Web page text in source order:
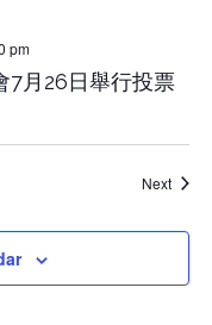
7月26日舉行投票
pm
Next